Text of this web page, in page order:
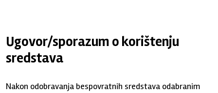
Ugovor/sporazum o korištenju
sredstava
Nakon odobravanja bespovratnih sredstava odabranim